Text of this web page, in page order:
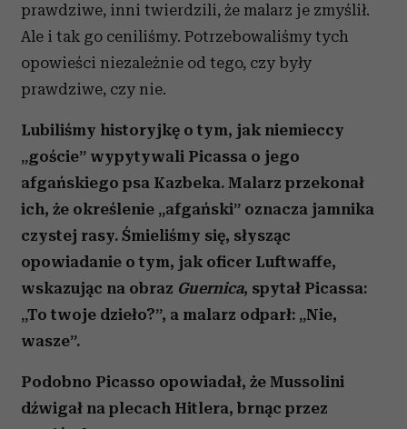
prawdziwe, inni twierdzili, że malarz je zmyślił.
Ale i tak go ceniliśmy. Potrzebowaliśmy tych
opowieści niezależnie od tego, czy były
prawdziwe, czy nie.
Lubiliśmy historyjkę o tym, jak niemieccy
„goście” wypytywali Picassa o jego
afgańskiego psa Kazbeka. Malarz przekonał
ich, że określenie „afgański” oznacza jamnika
czystej rasy. Śmieliśmy się, słysząc
opowiadanie o tym, jak oficer Luftwaffe,
wskazując na obraz Guernica, spytał Picassa:
„To twoje dzieło?”, a malarz odparł: „Nie,
wasze”.
Podobno Picasso opowiadał, że Mussolini
dźwigał na plecach Hitlera, brnąc przez